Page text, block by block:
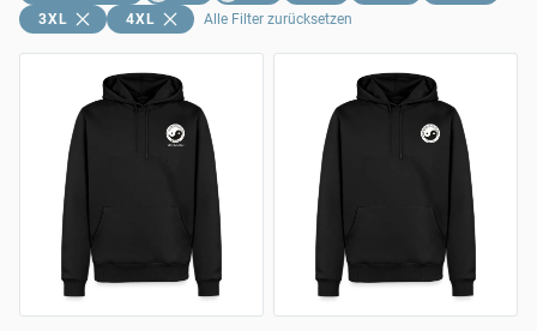
3XL
4XL Alle Filter zurücksetzen